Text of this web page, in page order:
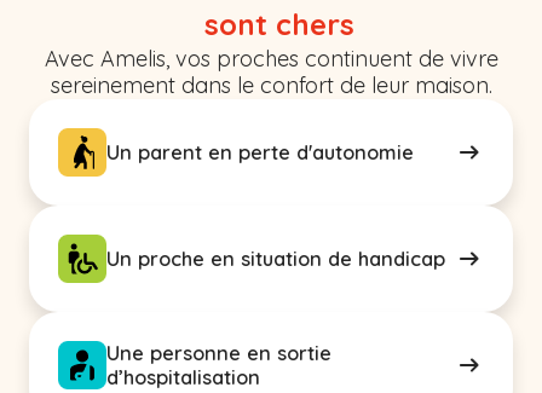
sont chers
Avec Amelis, vos proches continuent de vivre
sereinement dans le confort de leur maison.
Un parent en perte d'autonomie
Un proche en situation de handicap
Une personne en sortie
d’hospitalisation